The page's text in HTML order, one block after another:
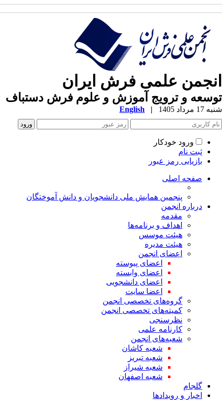
علمی فرش ایران
و ترویج آموزش و علوم فرش دستباف
مرداد 1405 |
English
ورود خودکار
ثبت نام
بازیابی رمز عبور
صفحه اصلی
پنجمین همایش ملی دانشجویان و دانش آموختگان
درباره انجمن
مقدمه
اهداف و برنامه‌ها
هیئت موسس
هیئت مدیره
اعضای انجمن
اعضای پیوسته
اعضای وابسته
اعضای دانشجویی
اعضا سایت
گروه‌های تخصصی انجمن
کمیته‌های تخصصی انجمن
نظرسنجی
کارنامه علمی
شعبه‌های انجمن
شعبه کاشان
شعبه تبریز
شعبه شیراز
شعبه اصفهان
گلجام
اخبار و رویدادها